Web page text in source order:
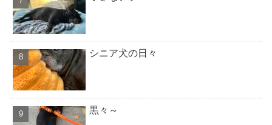
シニア犬の日々
黒々～